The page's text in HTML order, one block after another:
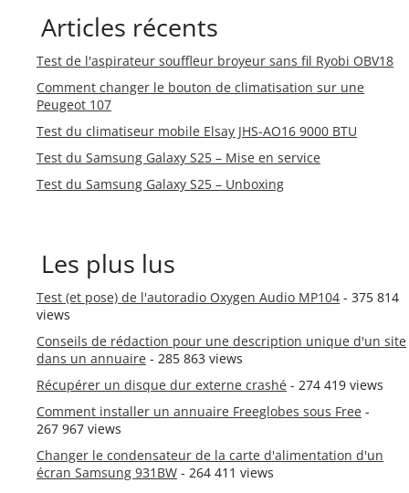
Articles récents
Test de l'aspirateur souffleur broyeur sans fil Ryobi OBV18
Comment changer le bouton de climatisation sur une
Peugeot 107
Test du climatiseur mobile Elsay JHS-AO16 9000 BTU
Test du Samsung Galaxy S25 – Mise en service
Test du Samsung Galaxy S25 – Unboxing
Les plus lus
Test (et pose) de l'autoradio Oxygen Audio MP104 - 375 814
views
Conseils de rédaction pour une description unique d'un site
dans un annuaire - 285 863 views
Récupérer un disque dur externe crashé - 274 419 views
Comment installer un annuaire Freeglobes sous Free -
267 967 views
Changer le condensateur de la carte d'alimentation d'un
écran Samsung 931BW - 264 411 views